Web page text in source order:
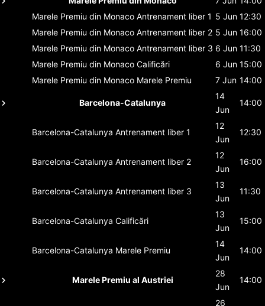
Marele Premiu din Monaco Antrenament liber 1 5 Jun 12:30
Marele Premiu din Monaco Antrenament liber 2 5 Jun 16:00
Marele Premiu din Monaco Antrenament liber 3 6 Jun 11:30
Marele Premiu din Monaco Calificări 6 Jun 15:00
Marele Premiu din Monaco Marele Premiu 7 Jun 14:00
Barcelona-Catalunya
14
Jun
14:00
Barcelona-Catalunya Antrenament liber 1
12
Jun
12:30
Barcelona-Catalunya Antrenament liber 2
12
Jun
16:00
Barcelona-Catalunya Antrenament liber 3
13
Jun
11:30
Barcelona-Catalunya Calificări
13
Jun
15:00
Barcelona-Catalunya Marele Premiu
14
Jun
14:00
Marele Premiu al Austriei
28
Jun
14:00
26